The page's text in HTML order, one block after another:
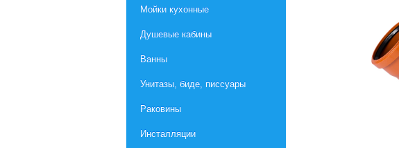
Мойки кухонные
Душевые кабины
Ванны
Унитазы, биде, писсуары
Раковины
Инсталляции